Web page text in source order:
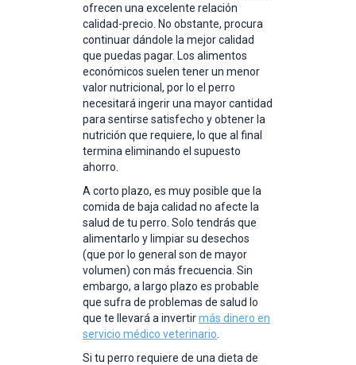
ofrecen una excelente relación
calidad-precio. No obstante, procura
continuar dándole la mejor calidad
que puedas pagar. Los alimentos
económicos suelen tener un menor
valor nutricional, por lo el perro
necesitará ingerir una mayor cantidad
para sentirse satisfecho y obtener la
nutrición que requiere, lo que al final
termina eliminando el supuesto
ahorro.
A corto plazo, es muy posible que la
comida de baja calidad no afecte la
salud de tu perro. Solo tendrás que
alimentarlo y limpiar su desechos
(que por lo general son de mayor
volumen) con más frecuencia. Sin
embargo, a largo plazo es probable
que sufra de problemas de salud lo
que te llevará a invertirmás dinero en
servicio médico veterinario
Si tu perro requiere de una dieta de